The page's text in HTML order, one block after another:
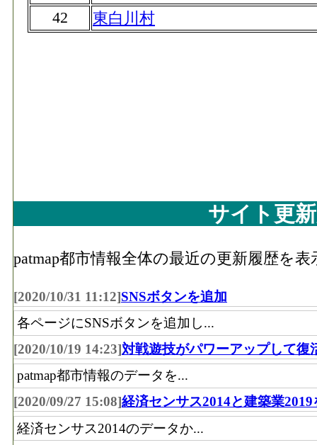
42
東白川村
サイト更
patmap都市情報全体の最近の更新履歴を表
[2020/10/31 11:12]SNSボタンを追加
各ページにSNSボタンを追加し...
[2020/10/19 14:23]対戦遊技がパワーアップして復
patmap都市情報のデータを...
[2020/09/27 15:08]経済センサス2014と建築業2019
経済センサス2014のデータか...